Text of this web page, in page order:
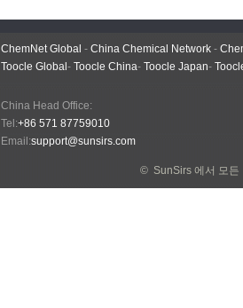
ChemNet Global - China Chemical Network -
Toocle Global - Toocle China- Toocle Japan-
China Head Office:
Tel:+86 571 87759010
Email:support@sunsirs.com
© SunSirs 에서 모